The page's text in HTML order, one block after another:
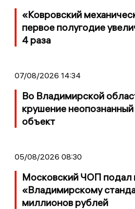
«Ковровский
первое полугодие
4 раза
07/08/2026 14:34
Во Владимирской
крушение
объект
05/08/2026 08:30
Московский ЧОП подал
«Владимирскому
миллионов рублей